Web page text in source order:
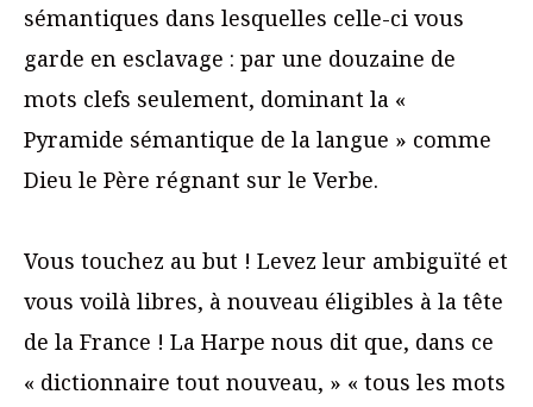
sémantiques dans lesquelles celle-ci vous
garde en esclavage : par une douzaine de
mots clefs seulement, dominant la «
Pyramide sémantique de la langue » comme
Dieu le Père régnant sur le Verbe.
Vous touchez au but ! Levez leur ambiguïté et
vous voilà libres, à nouveau éligibles à la tête
de la France ! La Harpe nous dit que, dans ce
« dictionnaire tout nouveau, » « tous les mots